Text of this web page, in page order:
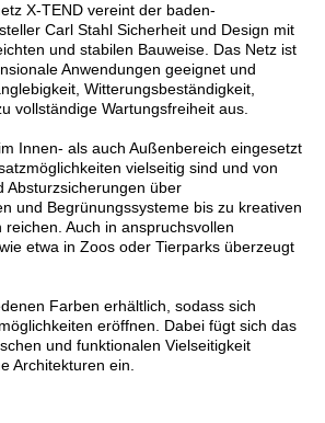
X-TEND vereint der baden-
Carl Stahl Sicherheit und Design mit
und stabilen Bauweise. Das Netz ist
Anwendungen geeignet und
Witterungsbeständigkeit,
vollständige Wartungsfreiheit aus.
Innen- als auch Außenbereich eingesetzt
vielseitig sind und von
Absturzsicherungen über
und Begrünungssysteme bis zu kreativen
Auch in anspruchsvollen
etwa in Zoos oder Tierparks überzeugt
Farben erhältlich, sodass sich
eröffnen. Dabei fügt sich das
und funktionalen Vielseitigkeit
Architekturen ein.